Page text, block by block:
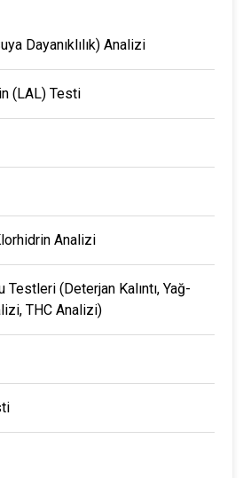
Dayanıklılık) Analizi
(LAL) Testi
Analizi
(Deterjan Kalıntı, Yağ-
THC Analizi)